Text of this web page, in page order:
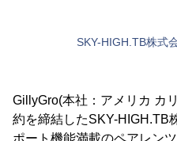
SKY-HIGH.TB株式
GillyGro(本社：アメリカ カ
約を締結したSKY-HIGH.TB
ポート機能満載のペアレン